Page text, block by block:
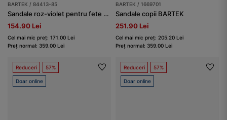
BARTEK / 84413-85
Sandale roz-violet pentru fete cu arici BARTEK 84413-85
154.90 Lei
Cel mai mic preț: 171.00 Lei
Preț normal: 359.00 Lei
BARTEK / 1669701
Sandale copii BARTEK
251.90 Lei
Cel mai mic preț: 205.20 Lei
Preț normal: 359.00 Lei
Reduceri 57%
Doar online
Reduceri 57%
Doar online